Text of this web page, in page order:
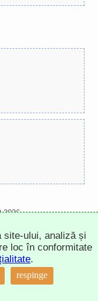
2026
cookie-urile
site-ului, analiză și
loc în conformitate
.
respinge